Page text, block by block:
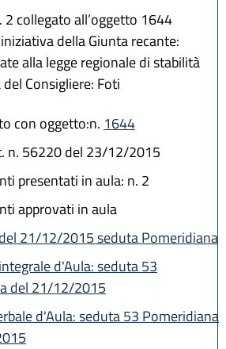
collegato all’oggetto 1644
della Giunta recante:
alla legge regionale di stabilità
Consigliere: Foti
con oggetto:n. 1644
n. 56220 del 23/12/2015
presentati in aula: n. 2
approvati in aula
21/12/2015 seduta Pomeridiana
d'Aula: seduta 53
del 21/12/2015
d'Aula: seduta 53 Pomeridiana